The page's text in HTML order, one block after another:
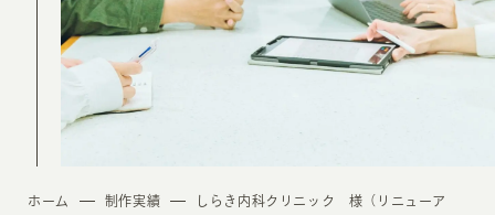
ホーム 制作実績
しらき内科クリニック 様（リニューア